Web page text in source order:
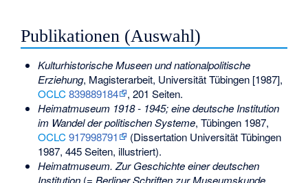
Publikationen (Auswahl)
Kulturhistorische Museen und nationalpolitische
Erziehung, Magisterarbeit, Universität Tübingen [1987],
OCLC 839889184
, 201 Seiten.
Heimatmuseum 1918 - 1945; eine deutsche Institution
im Wandel der politischen Systeme, Tübingen 1987,
OCLC 917998791
(Dissertation Universität Tübingen
1987, 445 Seiten, illustriert).
Heimatmuseum. Zur Geschichte einer deutschen
Institution(= Berliner Schriften zur Museumskunde,